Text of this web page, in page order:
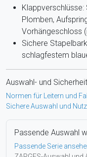
Plomben,
Vorhängeschloss
Sichere
schlagfestem
Auswahl- und
Normen für Leitern und
Sichere Auswahl und
Passende Auswahl
Passende Serie